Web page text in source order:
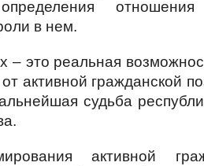
определения
в нем.
– это реальная
активной гражданской
судьба
активной